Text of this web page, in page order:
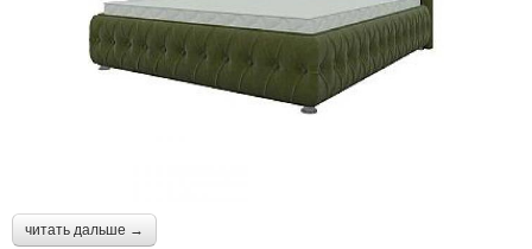
читать дальше →